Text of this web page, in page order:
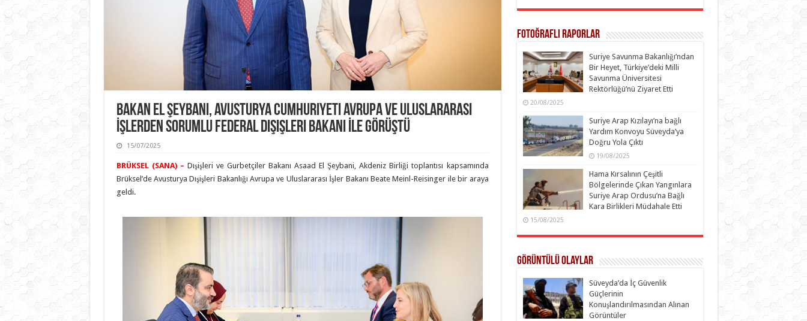
Bakan El Şeybani, Avusturya Cumhuriyeti Avrupa ve Uluslararası
İşlerden Sorumlu Federal Dışişleri Bakanı İle Görüştü
15/07/2025
BRÜKSEL (SANA) – Dışişleri ve Gurbetçiler Bakanı Asaad El Şeybani, Akdeniz Birliği toplantısı kapsamında
Brüksel’de Avusturya Dışişleri Bakanlığı Avrupa ve Uluslararası İşler Bakanı Beate Meinl-Reisinger ile bir araya
geldi.
Fotoğraflı Raporlar
Suriye Savunma Bakanlığı’ndan
Bir Heyet, Türkiye’deki Milli
Savunma Üniversitesi
Rektörlüğü’nü Ziyaret Etti
20/08/2025
Suriye Arap Kızılayı’na bağlı
Yardım Konvoyu Süveyda’ya
Doğru Yola Çıktı
19/08/2025
Hama Kırsalının Çeşitli
Bölgelerinde Çıkan Yangınlara
Suriye Arap Ordusu’na Bağlı
Kara Birlikleri Müdahale Etti
15/08/2025
Görüntülü Olaylar
Süveyda’da İç Güvenlik
Güçlerinin
Konuşlandırılmasından Alınan
Görüntüler